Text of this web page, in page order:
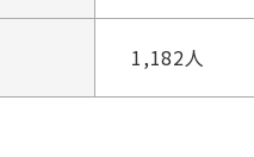
1,182人